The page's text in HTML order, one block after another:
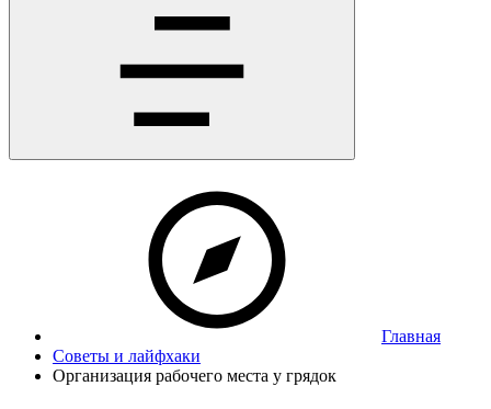
Главная
Советы и лайфхаки
Организация рабочего места у грядок